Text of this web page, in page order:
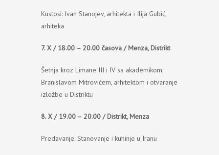
Kustosi: Ivan Stanojev, arhitekta i Ilija Gubić,
arhiteka
7. X / 18.00 – 20.00 časova / Menza, Distrikt
Šetnja kroz Limane III i IV sa akademikom
Branislavom Mitrovićem, arhitektom i otvaranje
izložbe u Distriktu
8. X / 19.00 – 20.00 / Distrikt, Menza
Predavanje: Stanovanje i kuhinje u Iranu